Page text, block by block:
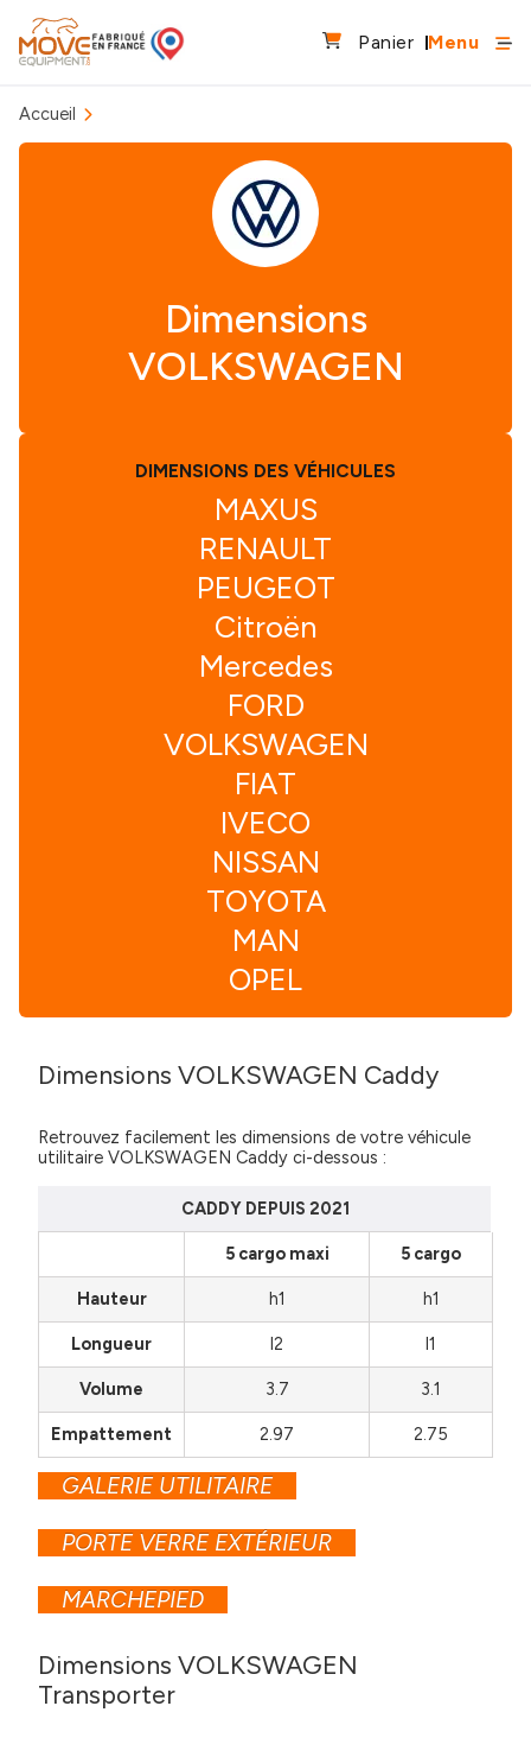
Panier Menu
Accueil
Dimensions
VOLKSWAGEN
DIMENSIONS DES VÉHICULES
MAXUS
RENAULT
PEUGEOT
Citroën
Mercedes
FORD
VOLKSWAGEN
FIAT
IVECO
NISSAN
TOYOTA
MAN
OPEL
Dimensions VOLKSWAGEN Caddy
Retrouvez facilement les dimensions de votre véhicule
utilitaire VOLKSWAGEN Caddy ci-dessous :
CADDY DEPUIS 2021
5 cargo maxi 5 cargo
Hauteur h1 h1
Longueur l2 l1
Volume 3.7 3.1
Empattement 2.97 2.75
GALERIE UTILITAIRE
PORTE VERRE EXTÉRIEUR
MARCHEPIED
Dimensions VOLKSWAGEN
Transporter